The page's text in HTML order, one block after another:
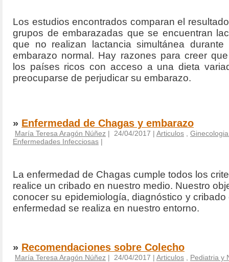
Los estudios encontrados comparan el
grupos de embarazadas que se encuentran
que no realizan lactancia simultánea
embarazo normal. Hay razones para creer
los países ricos con acceso a una dieta
preocuparse de perjudicar su embarazo.
» Enfermedad de Chagas y embarazo
María Teresa Aragón Núñez | 24/04/2017 | Articulos
Enfermedades Infecciosas |
La enfermedad de Chagas cumple todos los
realice un cribado en nuestro medio. Nuestro
conocer su epidemiología, diagnóstico y
enfermedad se realiza en nuestro entorno.
» Recomendaciones sobre Colecho
María Teresa Aragón Núñez | 24/04/2017 | Articulos Pediatria y